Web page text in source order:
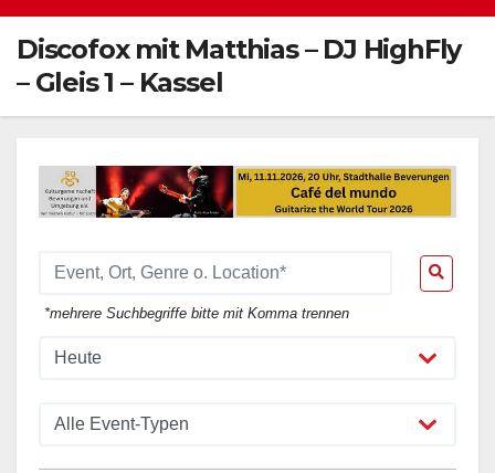
Discofox mit Matthias – DJ HighFly
– Gleis 1 – Kassel
*mehrere Suchbegriffe bitte mit Komma trennen